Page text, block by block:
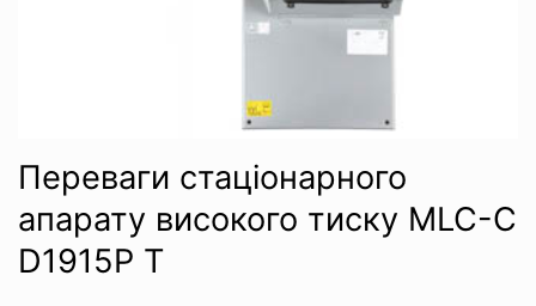
Переваги стаціонарного
апарату високого тиску MLC-C
D1915P T